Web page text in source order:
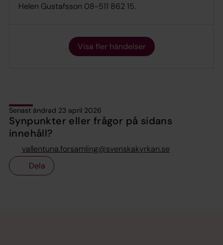
Helen Gustafsson 08-511 862 15.
Visa fler händelser
Senast ändrad 23 april 2026
Synpunkter eller frågor på sidans
innehåll?
vallentuna.forsamling@svenskakyrkan.se
Dela